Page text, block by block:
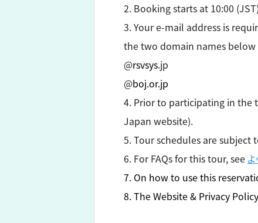
2. Booking starts at 10:00
3. Your e-mail address is
the two domain names
@rsvsys.jp
@boj.or.jp
4. Prior to participating in the
Japan website).
5. Tour schedules are subject
6. For FAQs for this tour, see
7. On how to use this
8. The Website & Privacy